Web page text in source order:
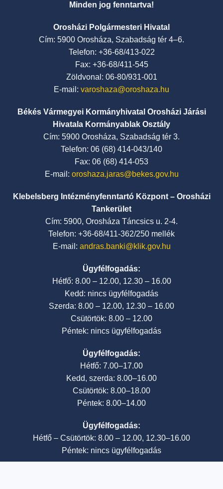
Minden jog fenntartva!
Orosházi Polgármesteri Hivatal
Cím: 5900 Orosháza, Szabadság tér 4–6.
Telefon: +36-68/413-022
Fax: +36-68/411-545
Zöldvonal: 06-80/931-001
E-mail: varoshaza@oroshaza.hu
Békés Vármegyei Kormányhivatal Orosházi Járási
Hivatala Kormányablak Osztály
Cím: 5900 Orosháza, Szabadság tér 3.
Telefon: 06 (68) 414-043/140
Fax: 06 (68) 414-053
E-mail: oroshaza.jaras@bekes.gov.hu
Klebelsberg Intézményfenntartó Központ – Orosházi
Tankerület
Cím: 5900, Orosháza Táncsics u. 2-4.
Telefon: +36-68/411-362/250 mellék
E-mail: andras.banki@klik.gov.hu
Ügyfélfogadás:
Hétfő: 8.00 – 12.00, 12.30 – 16.00
Kedd: nincs ügyfélfogadás
Szerda: 8.00 – 12.00, 12.30 – 16.00
Csütörtök: 8.00 – 12.00
Péntek: nincs ügyfélfogadás
Ügyfélfogadás:
Hétfő: 7.00–17.00
Kedd, szerda: 8.00–16.00
Csütörtök: 8.00–18.00
Péntek: 8.00–14.00
Ügyfélfogadás:
Hétfő – Csütörtök: 8.00 – 12.00, 12.30–16.00
Péntek: nincs ügyfélfogadás